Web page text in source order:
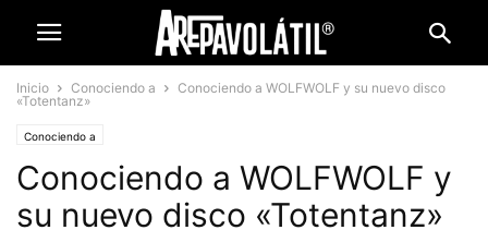
Inicio Conociendo a
Conociendo a WOLFWOLF y su nuevo disco
«Totentanz»
Conociendo a
Conociendo a WOLFWOLF y
su nuevo disco «Totentanz»